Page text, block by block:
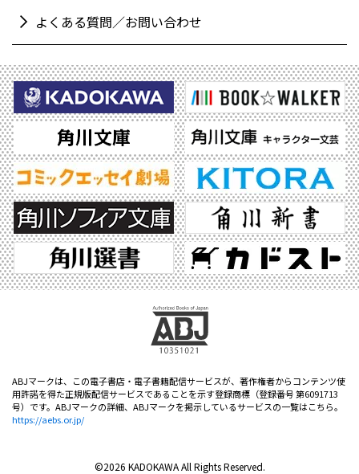
よくある質問／お問い合わせ
ABJマークは、この電子書店・電子書籍配信サービスが、著作権者からコンテンツ使
用許諾を得た正規版配信サービスであることを示す登録商標（登録番号 第6091713
号）です。ABJマークの詳細、ABJマークを掲示しているサービスの一覧はこちら。
https://aebs.or.jp/
©2026 KADOKAWA All Rights Reserved.